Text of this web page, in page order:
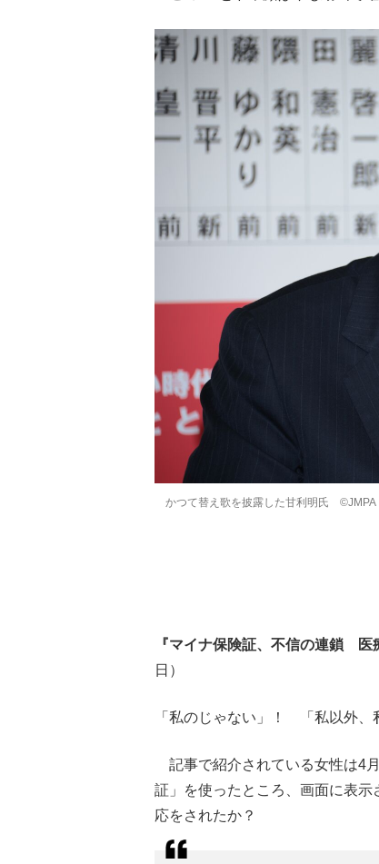
【独自】昭和の大女優・小川真由美
かつて替え歌を披露した甘利明氏 ©JMPA
『マイナ保険証、不信の連鎖 医
日）
「私のじゃない」！ 「私以外、
記事で紹介されている女性は4
証」を使ったところ、画面に表
応をされたか？